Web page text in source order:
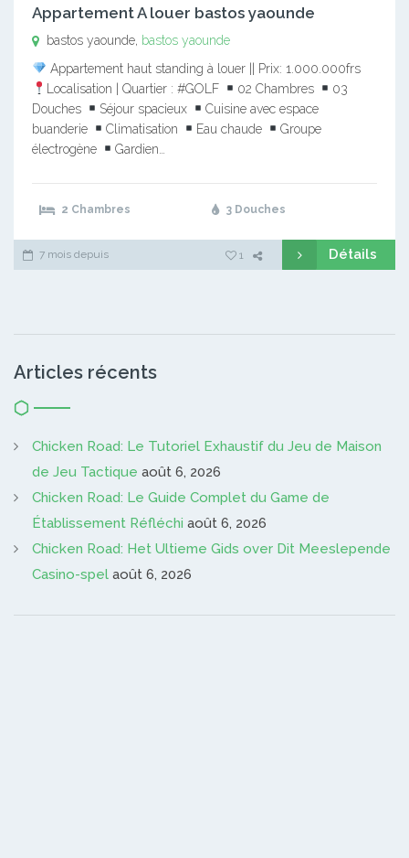
Appartement A louer bastos yaounde
bastos yaounde, bastos yaounde
Appartement haut standing à louer || Prix: 1.000.000frs
Localisation | Quartier : #GOLF
02 Chambres
03
Douches
Séjour spacieux
Cuisine avec espace
buanderie
Climatisation Eau chaude
Groupe
électrogène
Gardien…
2 Chambres 3 Douches
7 mois depuis 1 Détails
Articles récents
Chicken Road: Le Tutoriel Exhaustif du Jeu de Maison
de Jeu Tactique août 6, 2026
Chicken Road: Le Guide Complet du Game de
Établissement Réfléchi août 6, 2026
Chicken Road: Het Ultieme Gids over Dit Meeslepende
Casino-spel août 6, 2026